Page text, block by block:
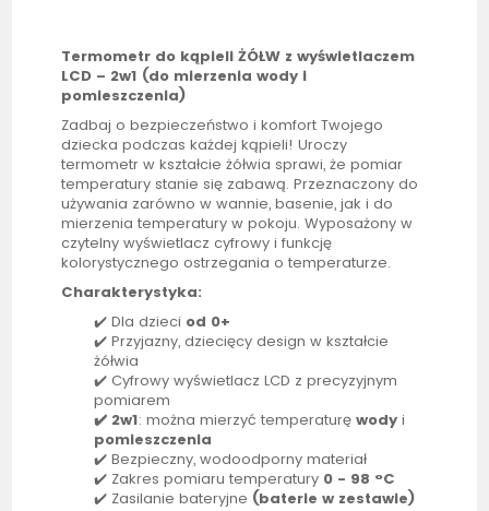
Termometr do kąpieli ŻÓŁW z wyświetlaczem
LCD – 2w1 (do mierzeniawody i
pomieszczenia)
Zadbaj o bezpieczeństwo i komfort Twojego
dziecka podczas każdej kąpieli! Uroczy
termometr w kształcie żółwia sprawi, że pomiar
temperatury stanie się zabawą. Przeznaczony do
używania zarówno w wannie, basenie, jak i do
mierzenia temperatury w pokoju. Wyposażony w
czytelny wyświetlacz cyfrowy i funkcję
kolorystycznego ostrzegania o temperaturze.
Charakterystyka:
✔️ Dla dzieci od 0+
✔️ Przyjazny, dziecięcy design w kształcie
żółwia
✔️ Cyfrowy wyświetlacz LCD z precyzyjnym
pomiarem
✔️ 2w1: można mierzyć temperaturęwody i
pomieszczenia
✔️ Bezpieczny, wodoodporny materiał
✔️ Zakres pomiaru temperatury 0 - 98 °C
✔️ Zasilanie bateryjne (baterie w zestawie)